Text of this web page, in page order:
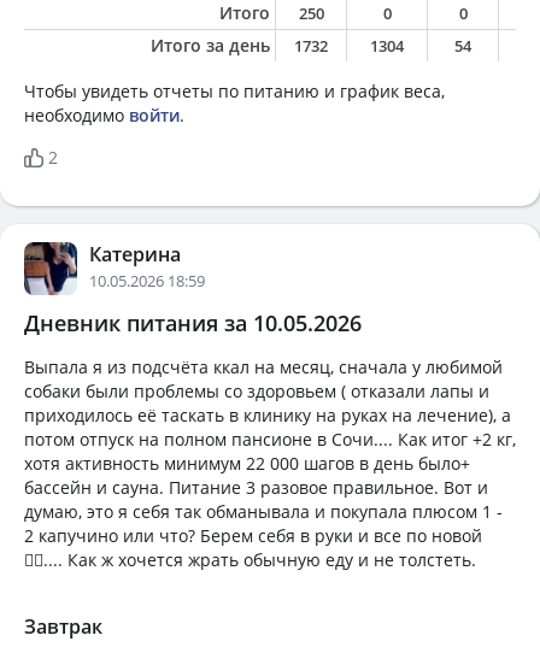
Итого
250 0 0
Итого за день 1732 1304 54
Чтобы увидеть отчеты по питанию и график веса,
необходимо войти.
2
Катерина
10.05.2026 18:59
Дневник питания за 10.05.2026
Выпала я из подсчёта ккал на месяц, сначала у любимой
собаки были проблемы со здоровьем ( отказали лапы и
приходилось её таскать в клинику на руках на лечение), а
потом отпуск на полном пансионе в Сочи.... Как итог +2 кг,
хотя активность минимум 22 000 шагов в день было+
бассейн и сауна. Питание 3 разовое правильное. Вот и
думаю, это я себя так обманывала и покупала плюсом 1 -
2 капучино или что? Берем себя в руки и все по новой
😮‍💨.... Как ж хочется жрать обычную еду и не толстеть.
Завтрак